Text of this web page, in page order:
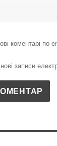
коментарі по
записи